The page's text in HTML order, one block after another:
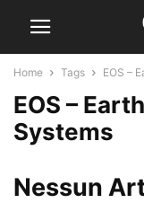
Home Tags EOS –
EOS –
Systems
Nessun